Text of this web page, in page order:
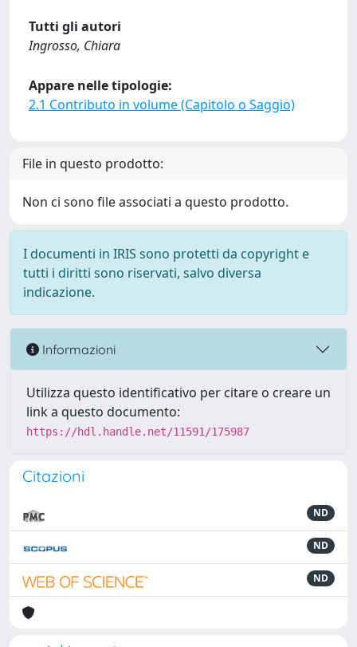
Tutti gli autori
Ingrosso, Chiara
Appare nelle tipologie:
2.1 Contributo in volume (Capitolo o Saggio)
File in questo prodotto:
Non ci sono file associati a questo prodotto.
I documenti in IRIS sono protetti da copyright e
tutti i diritti sono riservati, salvo diversa
indicazione.
Informazioni
Utilizza questo identificativo per citare o creare un
link a questo documento:
https://hdl.handle.net/11591/175987
Citazioni
ND
ND
ND